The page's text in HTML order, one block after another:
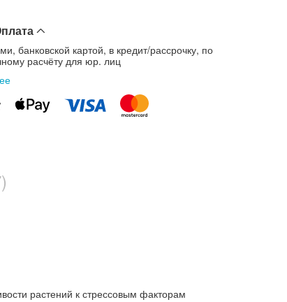
банковской картой, в кредит/рассрочку, по
расчёту для юр. лиц
растений к стрессовым факторам